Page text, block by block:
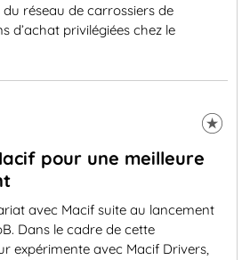
réseau de carrossiers de
d’achat privilégiées chez le
pour une meilleure
avec Macif suite au lancement
Dans le cadre de cette
expérimente avec Macif Drivers,